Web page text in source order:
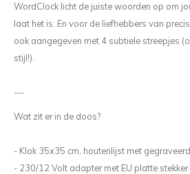
WordClock licht de juiste woorden op om
laat het is. En voor de liefhebbers van
ook aangegeven met 4 subtiele streepjes
stijl!).
---
Wat zit er in de doos?
- Klok 35x35 cm, houtenlijst met
- 230/12 Volt adapter met EU platte